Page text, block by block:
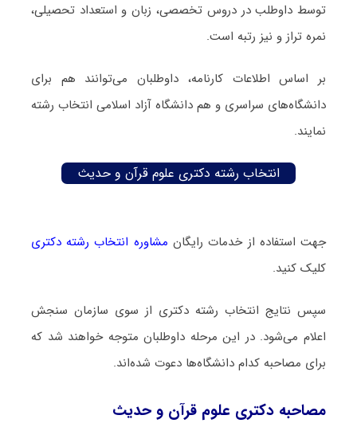
توسط داوطلب در دروس تخصصی، زبان و استعداد تحصیلی،
نمره تراز و نیز رتبه است.
بر اساس اطلاعات کارنامه، داوطلبان می‌توانند هم برای
دانشگاه‌های سراسری و هم دانشگاه آزاد اسلامی انتخاب رشته
نمایند.
انتخاب رشته دکتری علوم قرآن و حدیث
جهت استفاده از خدمات رایگان مشاوره انتخاب رشته دکتری
کلیک کنید.
سپس نتایج انتخاب رشته دکتری از سوی سازمان سنجش
اعلام می‌شود. در این مرحله داوطلبان متوجه خواهند شد که
برای مصاحبه کدام دانشگاه‌ها دعوت شده‌اند.
مصاحبه دکتری علوم قرآن و حدیث